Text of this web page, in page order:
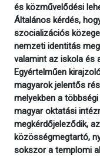
és közművelődési
Általános kérdés,
szocializációs
nemzeti identitás
valamint az iskola és
Egyértelműen
magyarok jelentős
melyekben a
magyar oktatási
megkérdőjeleződik,
közösségmegtartó,
sokszor a templomi